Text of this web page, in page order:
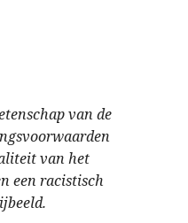
van de
van het
een racistisch